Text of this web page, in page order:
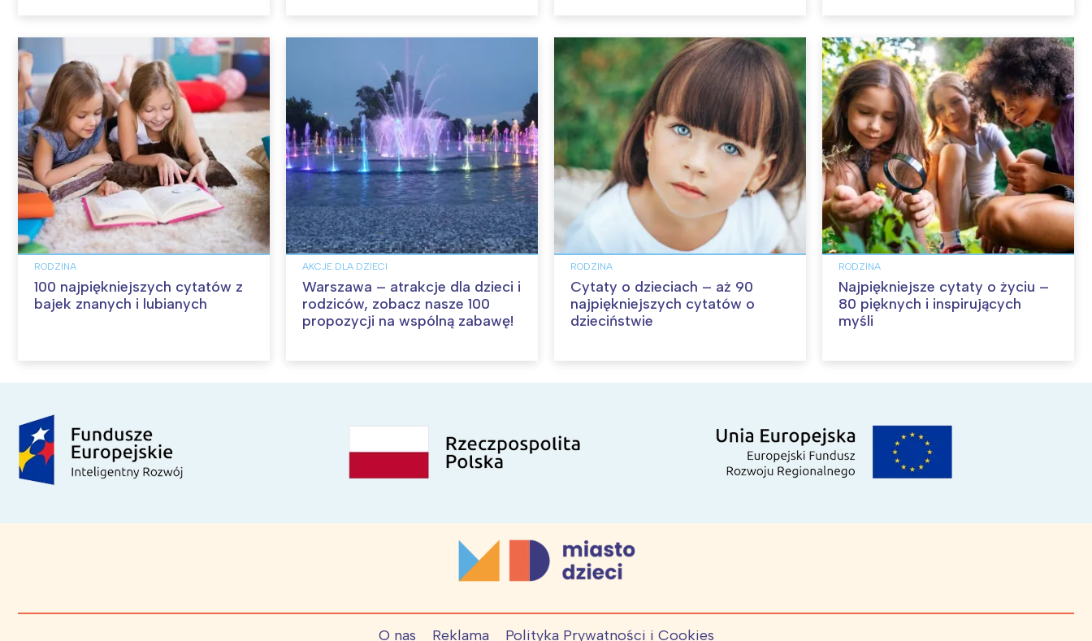
RODZINA
100 najpiękniejszych cytatów z
bajek znanych i lubianych
AKCJE DLA DZIECI
Warszawa – atrakcje dla dzieci i
rodziców, zobacz nasze 100
propozycji na wspólną zabawę!
RODZINA
Cytaty o dzieciach – aż 90
najpiękniejszych cytatów o
dzieciństwie
RODZINA
Najpiękniejsze cytaty o życiu –
80 pięknych i inspirujących
myśli
O nas Reklama Polityka Prywatności i Cookies